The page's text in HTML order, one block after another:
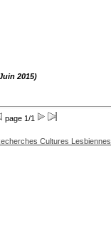
2015)
page 1/1
Cultures Lesbiennes